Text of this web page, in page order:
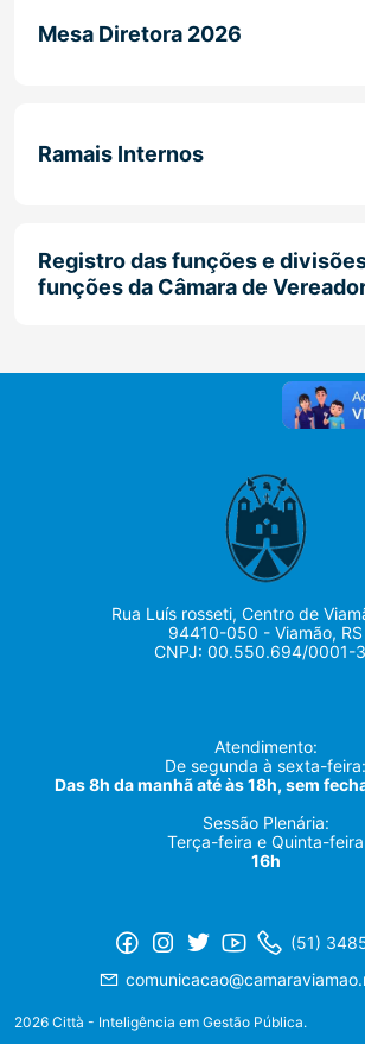
Mesa Diretora 2026
Ramais Internos
Registro das funções e
funções da Câmara de
Rua Luís rosseti, Centro de
94410-050 - Viamão, RS
CNPJ: 00.550.694/0001-
Atendimento:
De segunda à sexta-feira:
Das 8h da manhã até às 18h, sem
Sessão Plenária:
Terça-feira e Quinta-feira
16h
(51)
2026 Città - Inteligência em Gestão Pública.